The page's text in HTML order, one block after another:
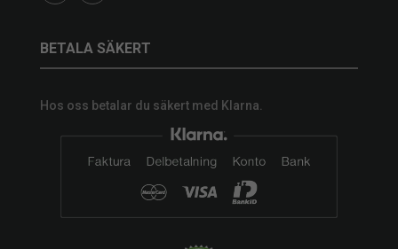
BETALA SÄKERT
Hos oss betalar du säkert med Klarna.